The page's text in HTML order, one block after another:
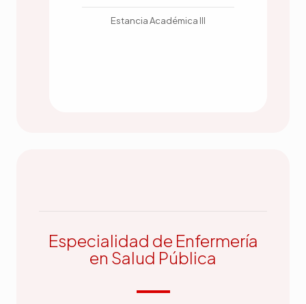
Estancia Académica III
Especialidad de Enfermería
en Salud Pública